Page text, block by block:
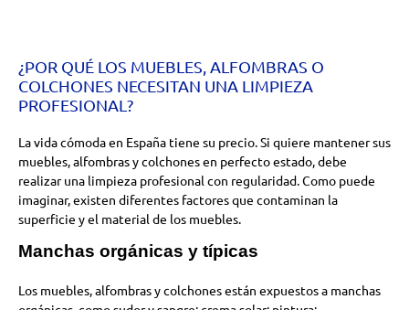
¿POR QUÉ LOS MUEBLES, ALFOMBRAS O
COLCHONES NECESITAN UNA LIMPIEZA
PROFESIONAL?
La vida cómoda en España tiene su precio. Si quiere mantener sus
muebles, alfombras y colchones en perfecto estado, debe
realizar una limpieza profesional con regularidad. Como puede
imaginar, existen diferentes factores que contaminan la
superficie y el material de los muebles.
Manchas orgánicas y típicas
Los muebles, alfombras y colchones están expuestos a manchas